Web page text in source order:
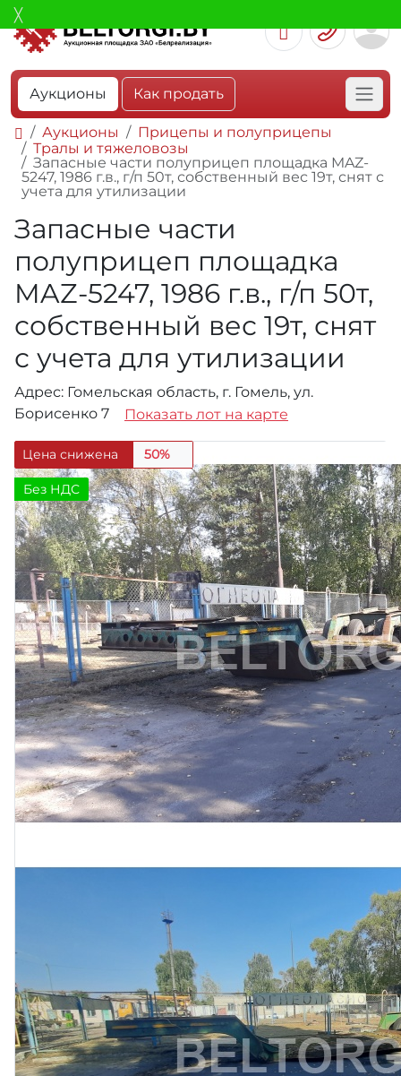
Аукционы Как продать
Аукционы
Прицепы и полуприцепы
Тралы и тяжеловозы
Запасные части полуприцеп площадка MAZ-
5247, 1986 г.в., г/п 50т, собственный вес 19т, снят с
учета для утилизации
Запасные части
полуприцеп площадка
MAZ-5247, 1986 г.в., г/п 50т,
собственный вес 19т, снят
с учета для утилизации
Адрес: Гомельская область, г. Гомель, ул.
Борисенко 7
Показать лот на карте
Цена снижена 50%
Без НДС